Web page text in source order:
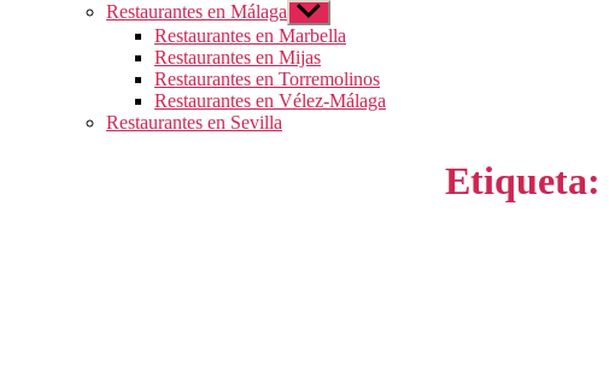
Restaurantes en Málaga Mostrar
el
submenú
Restaurantes en Marbella
Restaurantes en Mijas
Restaurantes en Torremolinos
Restaurantes en Vélez-Málaga
Restaurantes en Sevilla
Etiqueta: